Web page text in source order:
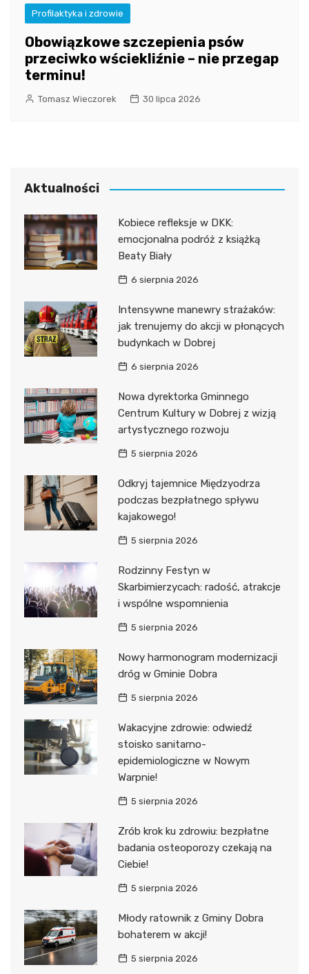
Profilaktyka i zdrowie
Obowiązkowe szczepienia psów
przeciwko wściekliźnie – nie przegap
terminu!
Tomasz Wieczorek 30 lipca 2026
Aktualności
Kobiece refleksje w DKK:
emocjonalna podróż z książką
Beaty Biały
6 sierpnia 2026
Intensywne manewry strażaków:
jak trenujemy do akcji w płonących
budynkach w Dobrej
6 sierpnia 2026
Nowa dyrektorka Gminnego
Centrum Kultury w Dobrej z wizją
artystycznego rozwoju
5 sierpnia 2026
Odkryj tajemnice Międzyodrza
podczas bezpłatnego spływu
kajakowego!
5 sierpnia 2026
Rodzinny Festyn w
Skarbimierzycach: radość, atrakcje
i wspólne wspomnienia
5 sierpnia 2026
Nowy harmonogram modernizacji
dróg w Gminie Dobra
5 sierpnia 2026
Wakacyjne zdrowie: odwiedź
stoisko sanitarno-
epidemiologiczne w Nowym
Warpnie!
5 sierpnia 2026
Zrób krok ku zdrowiu: bezpłatne
badania osteoporozy czekają na
Ciebie!
5 sierpnia 2026
Młody ratownik z Gminy Dobra
bohaterem w akcji!
5 sierpnia 2026